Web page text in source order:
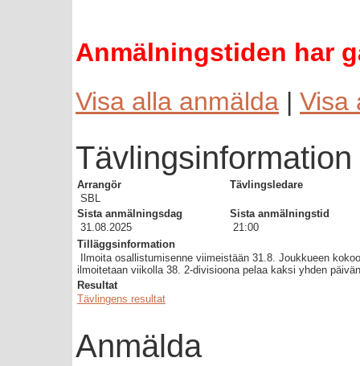
Anmälningstiden har
Visa alla anmälda | Visa
Tävlingsinformation
Arrangör
Tävlingsledare
SBL
Sista anmälningsdag
Sista anmälningstid
31.08.2025
21:00
Tilläggsinformation
Ilmoita osallistumisenne viimeistään 31.8. Joukkueen
ilmoitetaan viikolla 38. 2-divisioona pelaa kaksi yhden
Resultat
Tävlingens resultat
Anmälda